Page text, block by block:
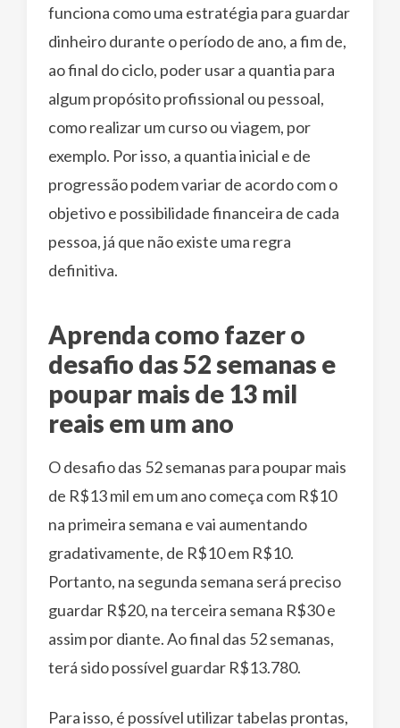
funciona como uma estratégia para guardar
dinheiro durante o período de ano, a fim de,
ao final do ciclo, poder usar a quantia para
algum propósito profissional ou pessoal,
como realizar um curso ou viagem, por
exemplo. Por isso, a quantia inicial e de
progressão podem variar de acordo com o
objetivo e possibilidade financeira de cada
pessoa, já que não existe uma regra
definitiva.
Aprenda como fazer o
desafio das 52 semanas e
poupar mais de 13 mil
reais em um ano
O desafio das 52 semanas para poupar mais
de R$13 mil em um ano começa com R$10
na primeira semana e vai aumentando
gradativamente, de R$10 em R$10.
Portanto, na segunda semana será preciso
guardar R$20, na terceira semana R$30 e
assim por diante. Ao final das 52 semanas,
terá sido possível guardar R$13.780.
Para isso, é possível utilizar tabelas prontas,